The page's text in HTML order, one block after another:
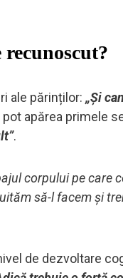
recunoscut?
ale părinților: „Și
apărea primele
.
corpului pe care
să-l facem și
de dezvoltare